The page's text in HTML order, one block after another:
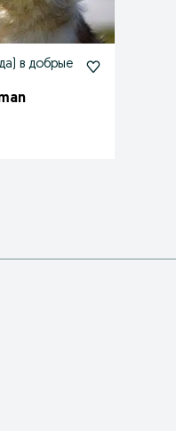
в добрые